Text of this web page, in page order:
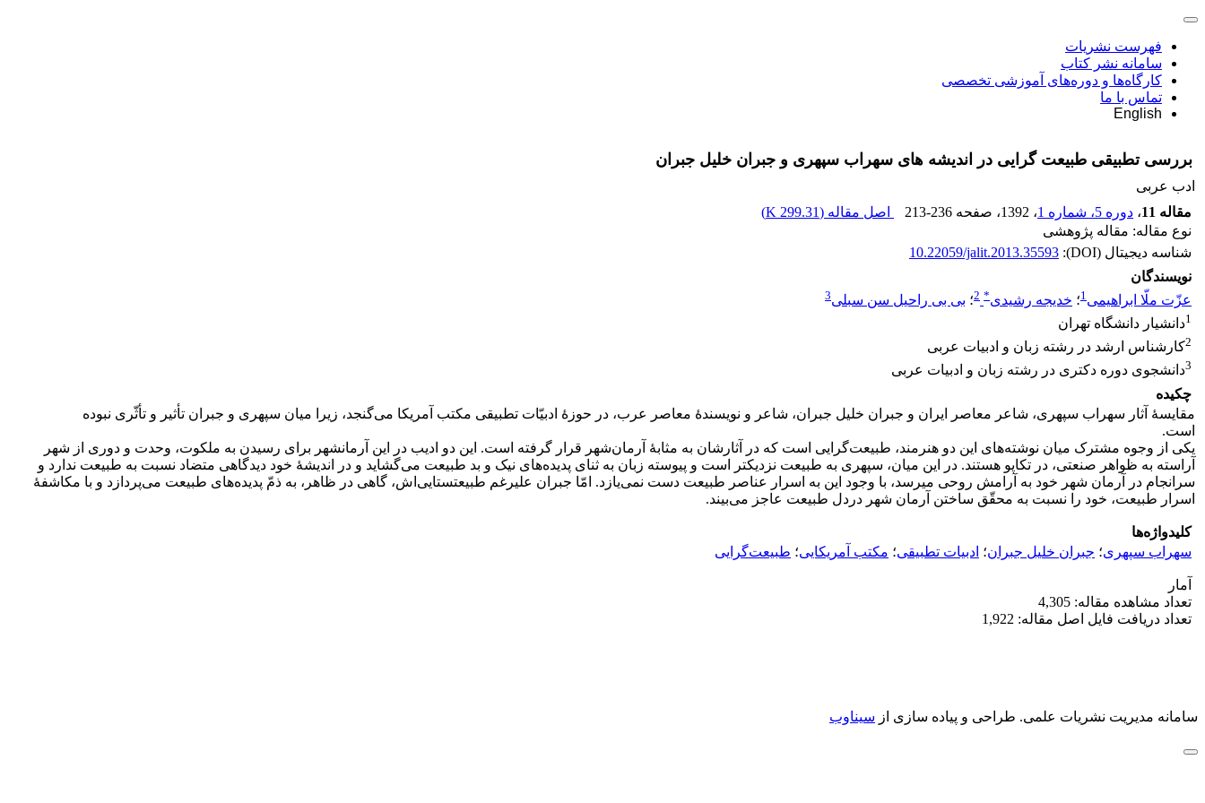
فهرست نشریات
سامانه نشر کتاب
کارگاه‌ها و دوره‌های آموزشی تخصصی
تماس با ما
English
بررسی تطبیقی طبیعت گرایی در اندیشه های سهراب سپهری و جبران خلیل جبران
ادب عربی
مقاله 11
، دوره 5، شماره 1 ، 1392 ، صفحه 213-236 اصل مقاله (299.31 K
)
نوع مقاله: مقاله پژوهشی
شناسه دیجیتال (DOI):
10.22059/jalit.2013.35593
نویسندگان
عزّت ملّا ابراهیمی1؛ خدیجه رشیدی*
2؛ بی بی راحیل سن سبلی3
1دانشیار دانشگاه تهران
2کارشناس ارشد در رشته زبان و ادبیات عربی
3دانشجوی دوره دکتری در رشته زبان و ادبیات عربی
چکیده
مقایسۀ آثار سهراب سپهری، شاعر معاصر ایران و جبران خلیل جبران، شاعر و نویسندۀ معاصر عرب، در حوز‌ۀ ادبیّات تطبیقی مکتب آمریکا می‌گنجد، زیرا میان سپهری و جبران تأثیر و تأثّری نبوده
است.
یکی از وجوه مشترک میان نوشته‌های این دو هنرمند، طبیعت‌گرایی است که در آثارشان به مثابۀ آرمان‌شهر قرار گرفته است. این دو ادیب در این آرمان­شهر برای رسیدن به ملکوت، وحدت و دوری از شهر
آراسته به ظواهر صنعتی، در تکاپو هستند. در این میان، سپهری به طبیعت نزدیک­تر است و پیوسته زبان به ثنای پدیده‌های نیک و بد طبیعت می‌گشاید و در اندیشۀ خود دیدگاهی متضاد نسبت به طبیعت ندارد و
سرانجام در آرمان شهر خود به آرامش روحی می­رسد، با وجود این به اسرار عناصر طبیعت دست نمی‌یازد. امّا جبران علی­رغم طبیعت­ستایی‌اش، گاهی در ظاهر، به ذمّ پدیده‌های طبیعت می‌پردازد و با مکاشفۀ
اسرار طبیعت، خود را نسبت به محقّق ساختن آرمان شهر دردل طبیعت عاجز می‌بیند.
کلیدواژه‌ها
سهراب سپهری؛ جبران خلیل جبران؛ ادبیات تطبیقی؛ مکتب آمریکایی؛ طبیعت‌گرایی
آمار
تعداد مشاهده مقاله: 4,305
تعداد دریافت فایل اصل مقاله: 1,922
سامانه مدیریت نشریات علمی. طراحی و پیاده سازی از سیناوب